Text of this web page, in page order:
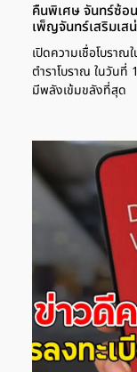
คืนพิเศษ จันทร์ซ้อ
เพ็ญจันทร์เสริมเส
เปิดความเชื่อโบรา
ตำราโบราณ ในวัน
มีพลังเข้มขลังที่สุด